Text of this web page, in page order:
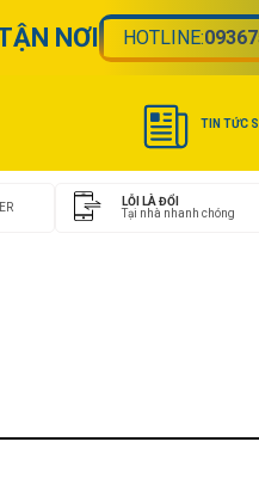
NƠI HOTLINE:
TIN TỨC
LỖI LÀ ĐỔI
Tại nhà nhanh chóng